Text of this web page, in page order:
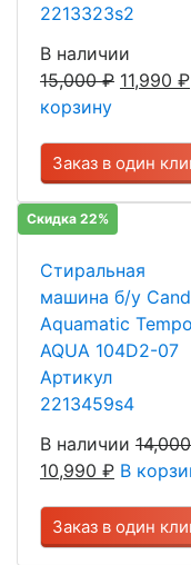
2213323s2
В наличии
15,000₽ 11,990 ₽
корзину
Заказ в один
Скидка 22%
Стиральная
машина б/у
Aquamatic Tempo
AQUA 104D2-07
Артикул
2213459s4
В наличии
10,990 ₽ В
Заказ в один